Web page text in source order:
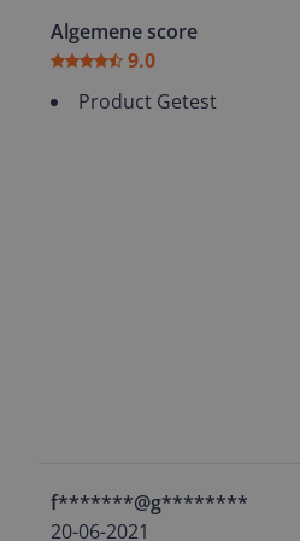
Algemene score
9.0
Product Getest
f*******@g********
20-06-2021